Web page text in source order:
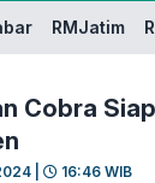
RMJatim
Cobra
|
16:46 WIB